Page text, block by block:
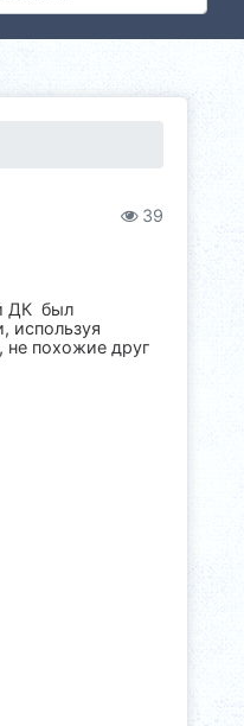
39
ДК был
используя
не похожие друг